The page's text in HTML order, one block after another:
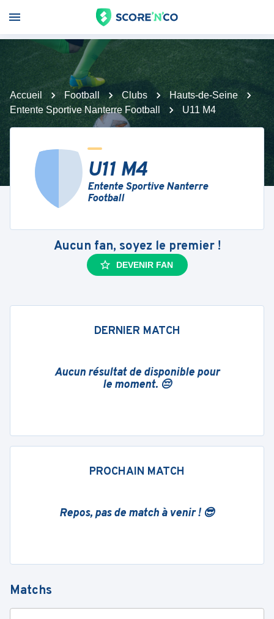
Accueil Football Clubs
Hauts-de-Seine
Entente Sportive Nanterre Football
U11 M4
U11 M4
Entente Sportive Nanterre
Football
Aucun fan, soyez le premier !
DEVENIR FAN
DERNIER MATCH
Aucun résultat de disponible pour
le moment. 😔
PROCHAIN MATCH
Repos, pas de match à venir ! 😎
Matchs